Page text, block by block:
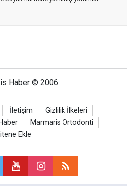
Haber © 2006
İletişim
Gizlilik İlkeleri
Marmaris Ortodonti
Ekle